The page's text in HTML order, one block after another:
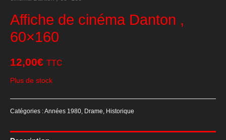
Affiche de cinéma Danton ,
60×160
12,00€ TTC
Plus de stock
Catégories :Années 1980 Drame Historique